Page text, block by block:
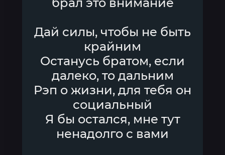
Дай силы, чтобы не быть
крайним
Останусь братом, если
далеко, то дальним
Рэп о жизни, для тебя он
социальный
Я бы остался, мне тут
ненадолго с вами